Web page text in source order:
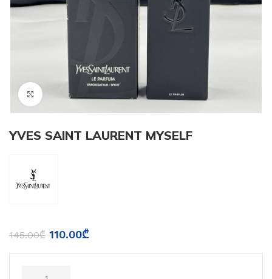
Click to enlarge
YVES SAINT LAURENT MYSELF
145.00₾ 110.00₾